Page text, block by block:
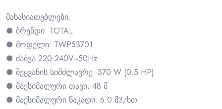
მახასიათებლები:
● ბრენდი: TOTAL
● მოდელი: TWP53701
● ძაბვა:220-240V~50Hz
● შეყვანის სიმძლავრე: 370 W (0.5 HP)
● მაქსიმალური თავი: 48 მ
● მაქსიმალური ნაკადი: 6.0 მ3/სთ